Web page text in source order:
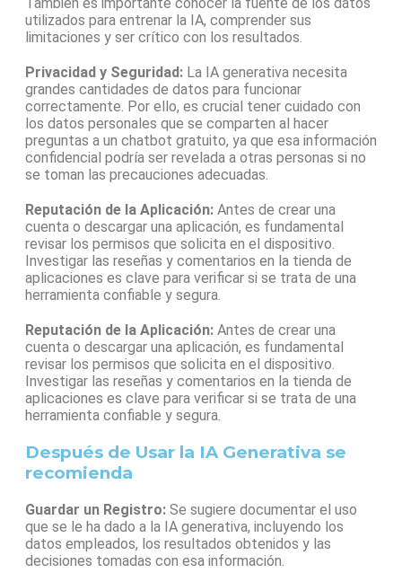
utilizados para entrenar la IA, comprender sus
limitaciones y ser crítico con los resultados.
Privacidad y Seguridad: La IA generativa necesita
grandes cantidades de datos para funcionar
correctamente. Por ello, es crucial tener cuidado con
los datos personales que se comparten al hacer
preguntas a un chatbot gratuito, ya que esa información
confidencial podría ser revelada a otras personas si no
se toman las precauciones adecuadas.
Reputación de la Aplicación: Antes de crear una
cuenta o descargar una aplicación, es fundamental
revisar los permisos que solicita en el dispositivo.
Investigar las reseñas y comentarios en la tienda de
aplicaciones es clave para verificar si se trata de una
herramienta confiable y segura.
Reputación de la Aplicación: Antes de crear una
cuenta o descargar una aplicación, es fundamental
revisar los permisos que solicita en el dispositivo.
Investigar las reseñas y comentarios en la tienda de
aplicaciones es clave para verificar si se trata de una
herramienta confiable y segura.
Después de Usar la IA Generativa se
recomienda
Guardar un Registro: Se sugiere documentar el uso
que se le ha dado a la IA generativa, incluyendo los
datos empleados, los resultados obtenidos y las
decisiones tomadas con esa información.